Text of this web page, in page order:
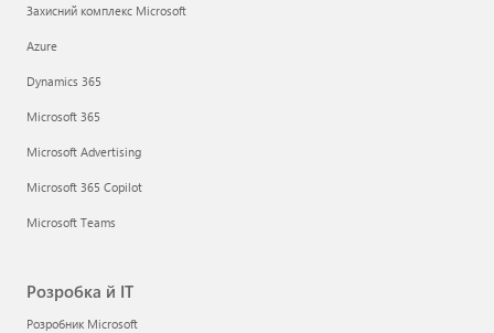
Захисний комплекс Microsoft
Azure
Dynamics 365
Microsoft 365
Microsoft Advertising
Microsoft 365 Copilot
Microsoft Teams
Розробка й ІТ
Розробник Microsoft